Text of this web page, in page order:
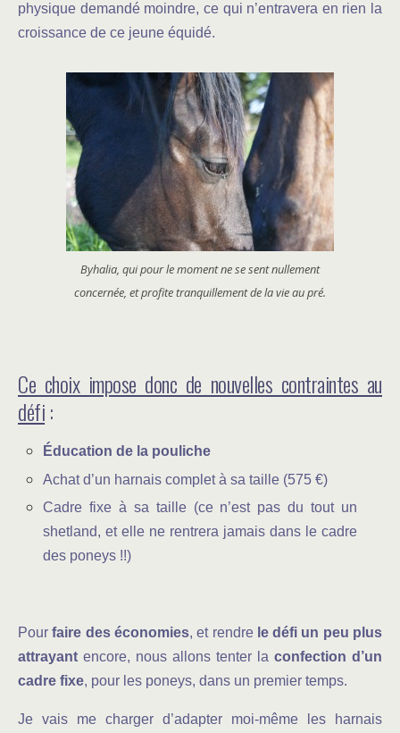
physique demandé moindre, ce qui n’entravera en rien la
croissance de ce jeune équidé.
Byhalia, qui pour le moment ne se sent nullement
concernée, et profite tranquillement de la vie au pré.
Ce choix impose donc de nouvelles contraintes au
défi:
Éducation de la pouliche
Achat d’un harnais complet à sa taille (575 €)
Cadre fixe à sa taille (ce n’est pas du tout un
shetland, et elle ne rentrera jamais dans le cadre
des poneys !!)
Pourfaire des économies, et rendre le défi un peu plus
attrayant encore, nous allons tenter la confection d’un
cadre fixe, pour les poneys, dans un premier temps.
Je vais me charger d’adapter moi-même les harnais